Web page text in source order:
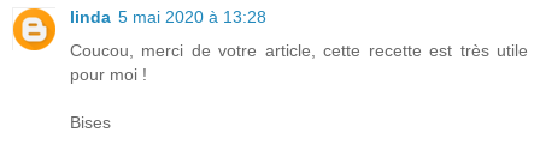
linda 5 mai 2020 à 13:28
Coucou, merci de votre article, cette recette est très utile
pour moi !
Bises